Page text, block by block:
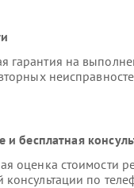
гарантия на
бесплатная
оценка стоимости
по